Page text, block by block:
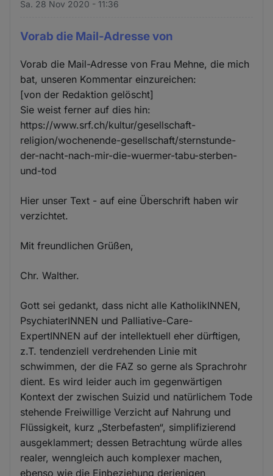
Sa. 28 Nov 2020 - 11:36
Vorab die Mail-Adresse von
Vorab die Mail-Adresse von Frau Mehne, die mich
bat, unseren Kommentar einzureichen:
[von der Redaktion gelöscht]
Sie weist ferner auf dies hin:
https://www.srf.ch/kultur/gesellschaft-
religion/wochenende-gesellschaft/sternstunde-
der-nacht-nach-mir-die-wuermer-tabu-sterben-
und-tod
Hier unser Text - auf eine Überschrift haben wir
verzichtet.
Mit freundlichen Grüßen,
Chr. Walther.
Gott sei gedankt, dass nicht alle KatholikINNEN,
PsychiaterINNEN und Palliative-Care-
ExpertINNEN auf der intellektuell eher dürftigen,
z.T. tendenziell verdrehenden Linie mit
schwimmen, der die FAZ so gerne als Sprachrohr
dient. Es wird leider auch im gegenwärtigen
Kontext der zwischen Suizid und natürlichem Tode
stehende Freiwillige Verzicht auf Nahrung und
Flüssigkeit, kurz „Sterbefasten“, simplifizierend
ausgeklammert; dessen Betrachtung würde alles
realer, wenngleich auch komplexer machen,
ebenso wie die Einbeziehung derjenigen